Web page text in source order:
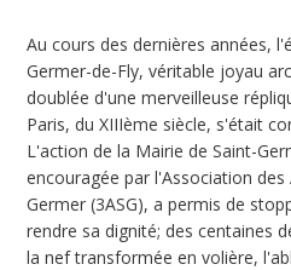
Au cours des dernières années,
Germer-de-Fly, véritable joyau
doublée d'une merveilleuse
Paris, du XIIIème siècle, s'était
L'action de la Mairie de Saint-
encouragée par l'Association des
Germer (3ASG), a permis de
rendre sa dignité; des centaines
la nef transformée en volière,